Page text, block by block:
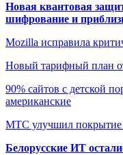
Новая квантовая
шифрование и
Mozilla исправила
Новый тарифный план
90% сайтов с детской
американские
МТС улучшил покрытие
Белорусские ИТ